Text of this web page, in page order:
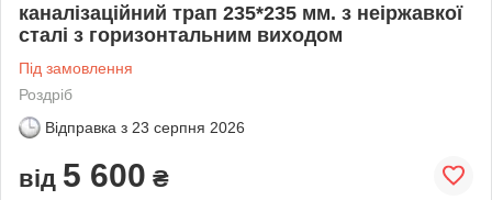
каналізаційний трап 235*235 мм. з неіржавкої
сталі з горизонтальним виходом
Під замовлення
Роздріб
Відправка з 23 серпня 2026
від 5 600 ₴